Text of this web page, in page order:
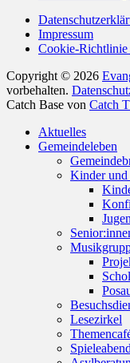
Impressum
Cookie-
Copyright © 2026
vorbehalten.
Catch Base von Catch
oben
scrollen
Aktuelles
Gemeindeleben
Kinder und
Lesezirkel
Spieleabend